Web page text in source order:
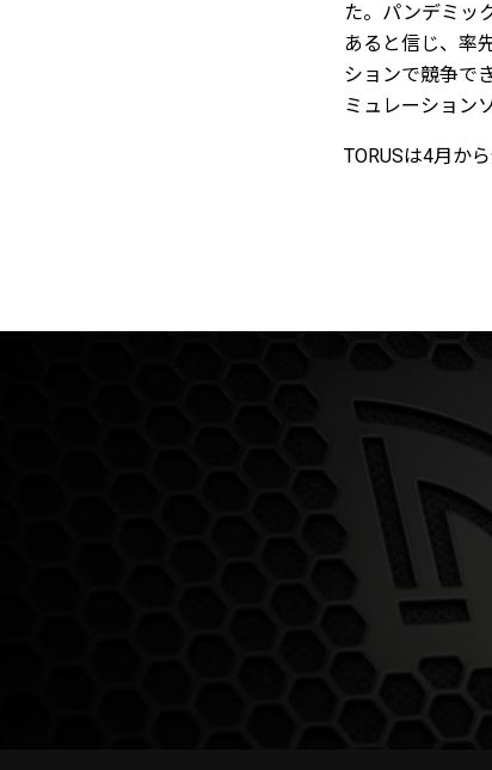
た。パンデミッ
あると信じ、率
ションで競争で
ミュレーション
TORUSは4月か